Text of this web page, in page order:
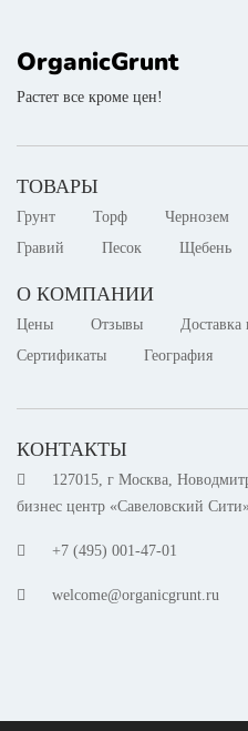
OrganicGrunt
Растет все кроме цен!
ТОВАРЫ
Грунт Торф Чернозем
Гравий
Песок Щебень
О КОМПАНИИ
Цены Отзывы Доставка
Сертификаты
География
КОНТАКТЫ
127015, г Москва,
бизнес центр «Савеловский Сити»
+7 (495) 001-47-01
welcome@organicgrunt.ru